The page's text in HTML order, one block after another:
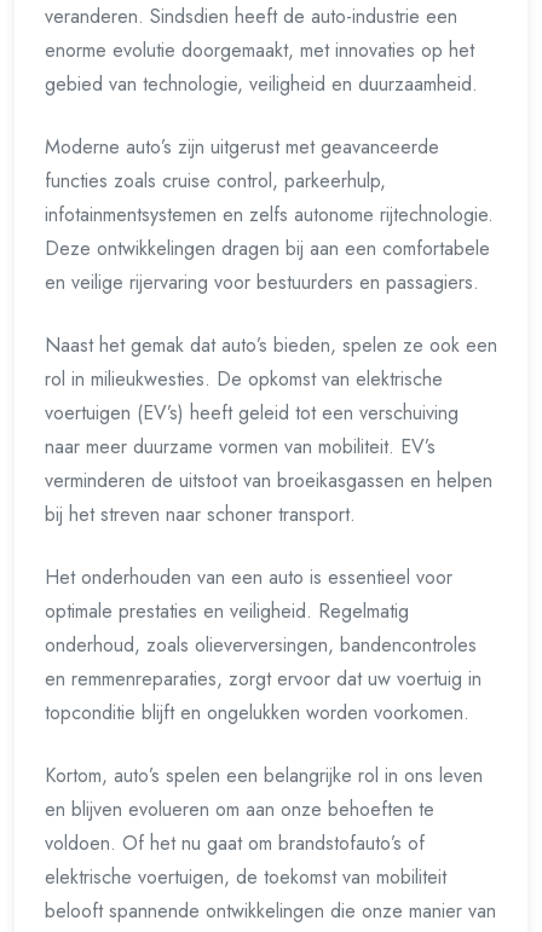
veranderen. Sindsdien heeft de auto-industrie een
enorme evolutie doorgemaakt, met innovaties op het
gebied van technologie, veiligheid en duurzaamheid.
Moderne auto’s zijn uitgerust met geavanceerde
functies zoals cruise control, parkeerhulp,
infotainmentsystemen en zelfs autonome rijtechnologie.
Deze ontwikkelingen dragen bij aan een comfortabele
en veilige rijervaring voor bestuurders en passagiers.
Naast het gemak dat auto’s bieden, spelen ze ook een
rol in milieukwesties. De opkomst van elektrische
voertuigen (EV’s) heeft geleid tot een verschuiving
naar meer duurzame vormen van mobiliteit. EV’s
verminderen de uitstoot van broeikasgassen en helpen
bij het streven naar schoner transport.
Het onderhouden van een auto is essentieel voor
optimale prestaties en veiligheid. Regelmatig
onderhoud, zoals olieverversingen, bandencontroles
en remmenreparaties, zorgt ervoor dat uw voertuig in
topconditie blijft en ongelukken worden voorkomen.
Kortom, auto’s spelen een belangrijke rol in ons leven
en blijven evolueren om aan onze behoeften te
voldoen. Of het nu gaat om brandstofauto’s of
elektrische voertuigen, de toekomst van mobiliteit
belooft spannende ontwikkelingen die onze manier van